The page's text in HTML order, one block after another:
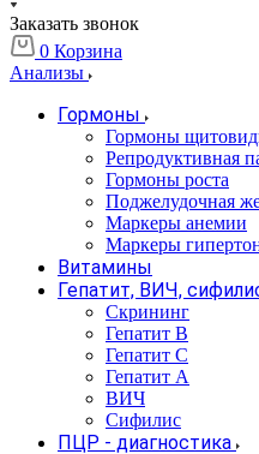
Заказать звонок
0 Корзина
Анализы
Гормоны
Гормоны
Репродуктивная
Гормоны роста
Поджелудочная
Маркеры анемии
Маркеры
Витамины
Гепатит, ВИЧ,
Скрининг
Гепатит В
Гепатит С
Гепатит А
ВИЧ
Сифилис
ПЦР - диагностика